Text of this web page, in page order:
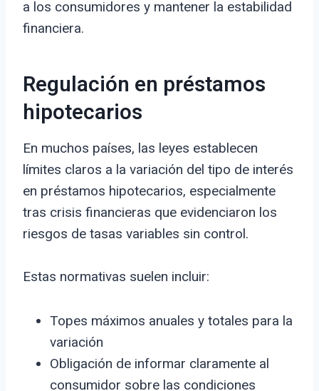
a los consumidores y mantener la estabilidad
financiera.
Regulación en préstamos
hipotecarios
En muchos países, las leyes establecen
límites claros a la variación del tipo de interés
en préstamos hipotecarios, especialmente
tras crisis financieras que evidenciaron los
riesgos de tasas variables sin control.
Estas normativas suelen incluir:
Topes máximos anuales y totales para la
variación
Obligación de informar claramente al
consumidor sobre las condiciones